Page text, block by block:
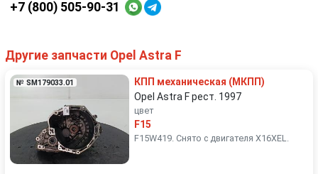
+7 (800) 505-90-31
Другие запчасти Opel Astra F
№ SM179033.01
КПП механическая (МКПП)
Opel Astra F рест. 1997
цвет
F15
F15W419. Снято с двигателя X16XEL.